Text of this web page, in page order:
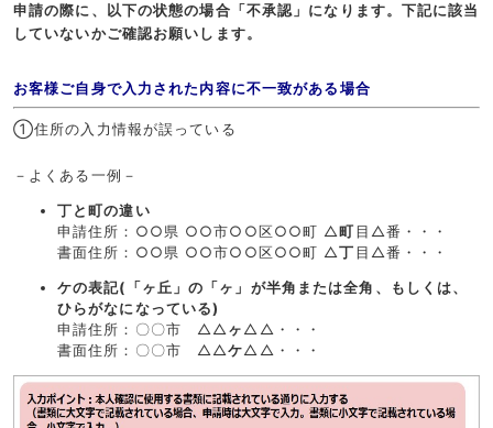
申請の際に、以下の状態の場合「不承認」になります。下記に該当
していないかご確認お願いします。
お客様ご自身で入力された内容に不一致がある場合
①住所の入力情報が誤っている
－よくある一例－
丁と町の違い
申請住所：○○県 ○○市○○区○○町 △町目△番・・・
書面住所：○○県 ○○市○○区○○町 △丁目△番・・・
ケの表記(「ヶ丘」の「ヶ」が半角または全角、もしくは、
ひらがなになっている)
申請住所：〇〇市 △△ヶ△△・・・
書面住所：〇〇市 △△ケ△△・・・